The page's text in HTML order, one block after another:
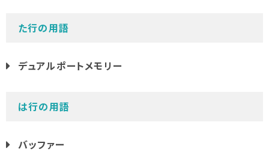
た行の用語
デュアルポートメモリー
は行の用語
バッファー